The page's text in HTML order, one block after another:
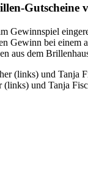
Gutscheine
Gewinnspiel
Gewinn bei
aus dem
und Tanja